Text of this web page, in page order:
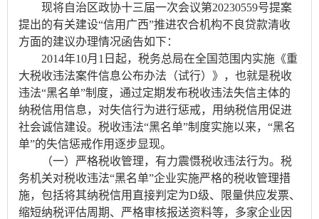
现将自治区政协十三届一次会议第20230559号提案
提出的有关建设“信用广西”推进农合机构不良贷款清收
方面的建议办理情况函告如下：
2014年10月1日起，税务总局在全国范围内实施《重
大税收违法案件信息公布办法（试行）》，也就是税收
违法“黑名单”制度，通过定期发布税收违法失信主体的
纳税信用信息，对失信行为进行惩戒，用纳税信用促进
社会诚信建设。税收违法“黑名单”制度实施以来，“黑名
单”的失信惩戒作用逐步显现。
（一）严格税收管理，有力震慑税收违法行为。税
务机关对税收违法“黑名单”企业实施严格的税收管理措
施，包括将其纳税信用直接判定为D级、限量供应发票、
缩短纳税评估周期、严格审核报送资料等，多家企业因